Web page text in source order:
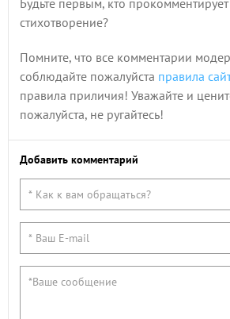
Будьте первым, кто прокомментирует
стихотворение?
Помните, что все комментарии
соблюдайте пожалуйста правила
правила приличия! Уважайте и
пожалуйста, не ругайтесь!
Добавить комментарий